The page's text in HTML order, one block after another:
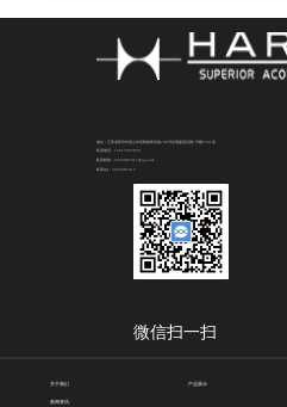
地址：江苏省苏州市昆山市花桥镇商详路708号光明捷座花园1号楼2501室
联系电话：15917835879
联系邮箱：3252087417@qq.com
联系QQ：3252087417
微信扫一扫
关于我们 产品展示
新闻资讯